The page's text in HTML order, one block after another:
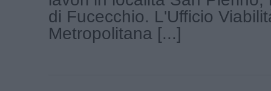
di Fucecchio. L'Ufficio
Metropolitana [...]